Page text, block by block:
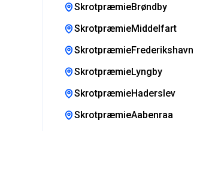
SkrotpræmieBrøndby
SkrotpræmieMiddelfart
SkrotpræmieFrederikshavn
SkrotpræmieLyngby
SkrotpræmieHaderslev
SkrotpræmieAabenraa